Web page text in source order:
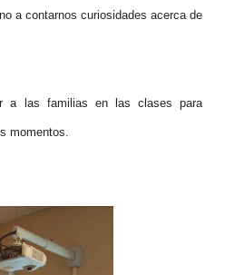
a contarnos curiosidades acerca de
a las familias en las clases para
momentos.